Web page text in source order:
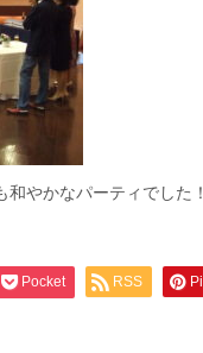
やかなパーティでした！
Pocket RSS